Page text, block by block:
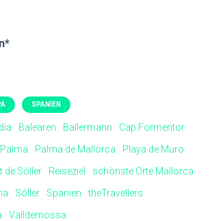
SPANIEN
Balearen Ballermann
Cap Formentor
Palma Palma de Mallorca
Playa de Muro
de Sóller Reiseziel
schönste Orte Mallorca
Sóller Spanien
theTravellers
Valldemossa